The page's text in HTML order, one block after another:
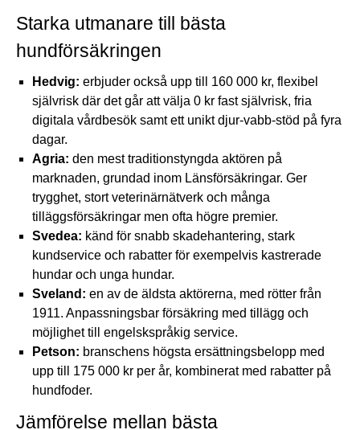
Starka utmanare till bästa
hundförsäkringen
Hedvig: erbjuder också upp till 160 000 kr, flexibel
självrisk där det går att välja 0 kr fast självrisk, fria
digitala vårdbesök samt ett unikt djur-vabb-stöd på fyra
dagar.
Agria: den mest traditionstyngda aktören på
marknaden, grundad inom Länsförsäkringar. Ger
trygghet, stort veterinärnätverk och många
tilläggsförsäkringar men ofta högre premier.
Svedea: känd för snabb skadehantering, stark
kundservice och rabatter för exempelvis kastrerade
hundar och unga hundar.
Sveland: en av de äldsta aktörerna, med rötter från
1911. Anpassningsbar försäkring med tillägg och
möjlighet till engelskspråkig service.
Petson: branschens högsta ersättningsbelopp med
upp till 175 000 kr per år, kombinerat med rabatter på
hundfoder.
Jämförelse mellan bästa